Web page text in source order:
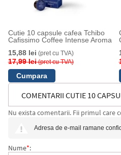
Cutie 10 capsule cafea Tchibo
Cafissimo Coffee Intense Aroma
15,88 lei (pret cu TVA)
17,99 lei(pret cu TVA)
COMENTARII CUTIE 10
CAFISSIMO CAFFE CREMA
Nu exista comentarii. Fii primul care
Adresa de e-mail ramane
Nume*: